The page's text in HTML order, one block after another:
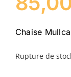
Chaise
Rupture de